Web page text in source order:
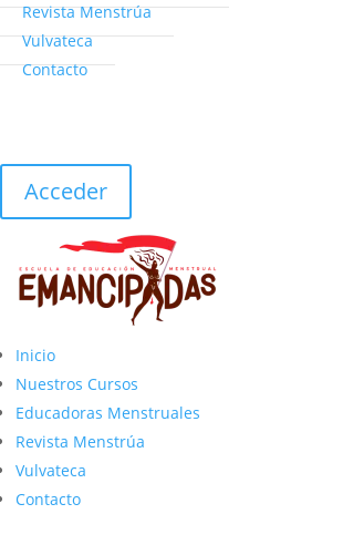
Revista Menstrúa
Vulvateca
Contacto
Acceder
Inicio
Nuestros Cursos
Educadoras Menstruales
Revista Menstrúa
Vulvateca
Contacto